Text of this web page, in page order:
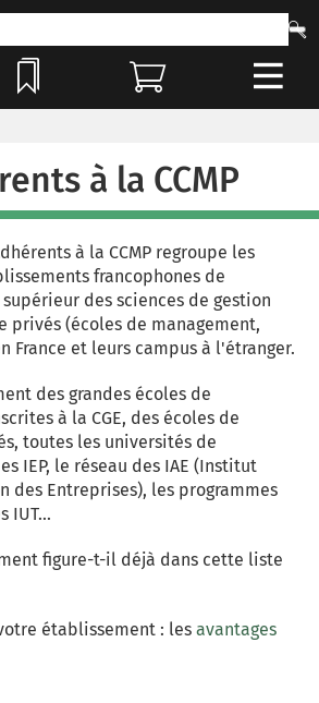
à la CCMP
à la CCMP regroupe les
francophones de
des sciences de gestion
privés (écoles de management,
France et leurs campus à l'étranger.
des grandes écoles de
à la CGE, des écoles de
toutes les universités de
IEP, le réseau des IAE (Institut
des Entreprises), les programmes
IUT...
figure-t-il déjà dans cette liste
établissement : les avantages